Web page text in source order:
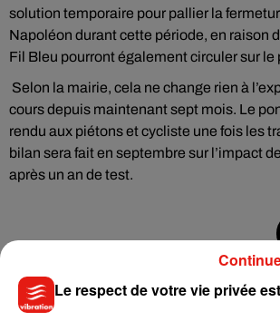
solution temporaire pour pallier la
Napoléon durant cette période, en raison
Fil Bleu pourront également circuler sur le
Selon la mairie, cela ne change rien à
cours depuis maintenant sept mois. Le
rendu aux piétons et cycliste une fois les
bilan sera fait en septembre sur l’impact
après un an de test.
Le respect de votre vie privée